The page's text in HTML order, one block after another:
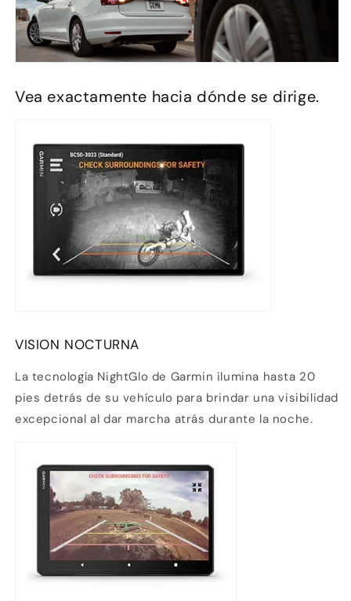
Vea exactamente hacia dónde se dirige.
VISION NOCTURNA
La tecnología NightGlo de Garmin ilumina hasta 20
pies detrás de su vehículo para brindar una visibilidad
excepcional al dar marcha atrás durante la noche.